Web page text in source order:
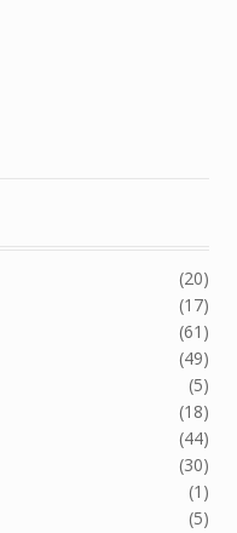
(20)
(17)
(61)
(49)
(5)
(18)
(44)
(30)
(1)
(5)